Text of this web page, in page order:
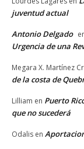
juventud actual
Antonio Delgado
Urgencia de una
Megara X. Martínez
de la costa de
Lilliam en Puerto
que no sucederá
Odalis en